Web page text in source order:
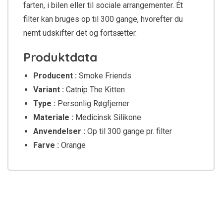
farten, i bilen eller til sociale arrangementer. Ét
filter kan bruges op til 300 gange, hvorefter du
nemt udskifter det og fortsætter.
Produktdata
Producent : Smoke Friends
Variant : Catnip The Kitten
Type : Personlig Røgfjerner
Materiale : Medicinsk Silikone
Anvendelser : Op til 300 gange pr. filter
Farve : Orange